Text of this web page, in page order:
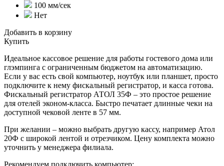
100 мм/сек
Нет
Добавить в корзину
Купить
Идеальное кассовое решение для работы гостевого дома или
глэмпинга с ограниченным бюджетом на автоматизацию.
Если у вас есть свой компьютер, ноутбук или планшет, просто
подключите к нему фискальный регистратор, и касса готова.
Фискальный регистратор АТОЛ 35Ф – это простое решение
для отелей эконом-класса. Быстро печатает длинные чеки на
доступной чековой ленте в 57 мм.
При желании – можно выбрать другую кассу, например Атол
20Ф с широкой лентой и отрезчиком. Цену комплекта можно
уточнить у менеджера филиала.
Рекомендуем подключить компьютер: